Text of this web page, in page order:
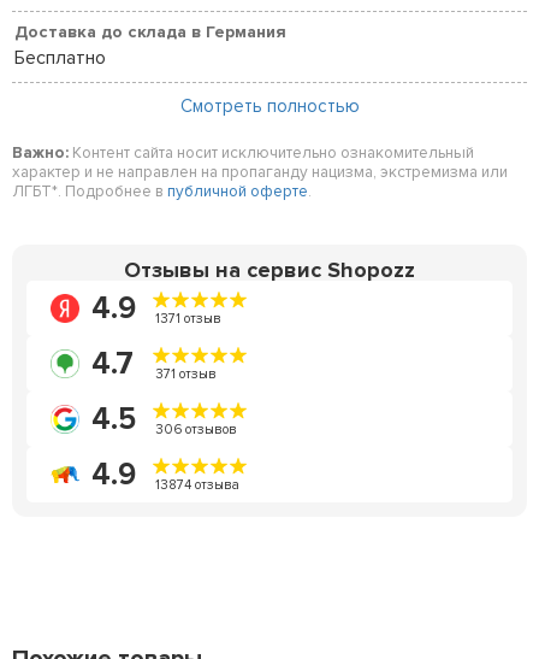
Доставка до склада в Германия
Бесплатно
Смотреть полностью
Важно: Контент сайта носит исключительно ознакомительный
характер и не направлен на пропаганду нацизма, экстремизма или
ЛГБТ*. Подробнее в публичной оферте.
Отзывы на сервис Shopozz
4.9 1371 отзыв
4.7 371 отзыв
4.5 306 отзывов
4.9 13874 отзыва